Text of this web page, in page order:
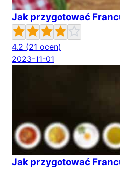
Jak przygotować
4.2 (21 ocen)
2023-11-01
Jak przygotować